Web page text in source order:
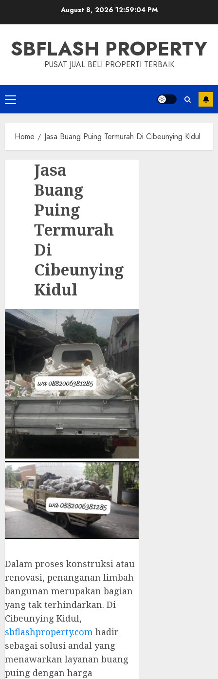
August 8, 2026 12:59:05 PM
SBFLASH PROPERTY
PUSAT JUAL BELI PROPERTI TERBAIK
Primary
Menu
Home Jasa Buang Puing Termurah Di Cibeunying Kidul
Jasa
Buang
Puing
Termurah
Di
Cibeunying
Kidul
Dalam proses konstruksi atau
renovasi, penanganan limbah
bangunan merupakan bagian
yang tak terhindarkan. Di
Cibeunying Kidul,
sbflashproperty.com hadir
sebagai solusi andal yang
menawarkan layanan buang
puing dengan harga